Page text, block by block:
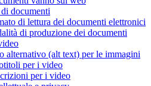
documenti
di lettura dei documenti elettronici
di produzione dei documenti
alternativo (alt text) per le immagini
per i video
per i video